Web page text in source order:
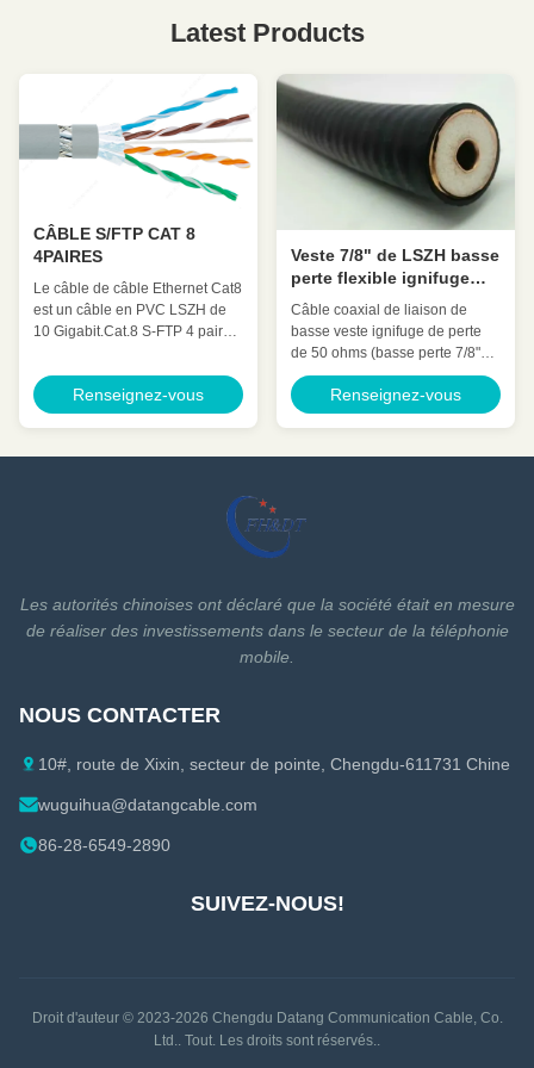
Latest Products
CÂBLE S/FTP CAT 8
4PAIRES
Le câble de câble Ethernet Cat8
est un câble en PVC LSZH de
10 Gigabit.Cat.8 S-FTP 4 paires
communication croisée ◆Les
normes L'article 444, ANSI/TIA
568 est remplacé par le texte
norme ISO/CEI 11801, la norme
Renseignez-vous
Veste 7/8" de LSZH basse
perte flexible ignifuge
câble coaxial de 50 ohms
Câble coaxial de liaison de
basse veste ignifuge de perte
de 50 ohms (basse perte 7/8"
retardement) HCTAYZ-50-23
pour la communication sans fil
Détail rapide : À faible
Expansion élevée Puissance
Excellente représentation ...
Renseignez-vous
Les autorités chinoises ont déclaré que la société était en mesure
de réaliser des investissements dans le secteur de la téléphonie
mobile.
NOUS CONTACTER
10#, route de Xixin, secteur de pointe, Chengdu-611731 Chine
wuguihua@datangcable.com
86-28-6549-2890
SUIVEZ-NOUS!
Droit d'auteur © 2023-2026 Chengdu Datang Communication Cable, Co.
Ltd.
. Tout. Les droits sont réservés..